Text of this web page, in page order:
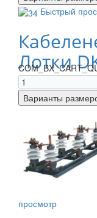
Быстрый
Лотки
просмотр